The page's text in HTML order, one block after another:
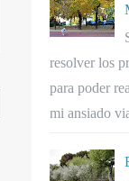
resolver los
para poder
mi ansiado